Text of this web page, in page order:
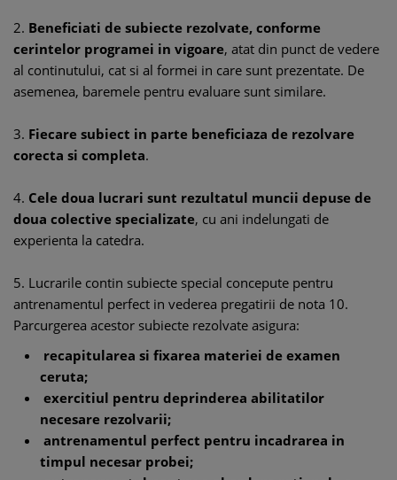
2. Beneficiati de subiecte rezolvate, conforme
cerintelor programei in vigoare, atat din punct de vedere
al continutului, cat si al formei in care sunt prezentate. De
asemenea, baremele pentru evaluare sunt similare.
3. Fiecare subiect in parte beneficiaza de rezolvare
corecta si completa.
4. Cele doua lucrari sunt rezultatul muncii depuse de
doua colective specializate, cu ani indelungati de
experienta la catedra.
5. Lucrarile contin subiecte special concepute pentru
antrenamentul perfect in vederea pregatirii de nota 10.
Parcurgerea acestor subiecte rezolvate asigura:
recapitularea si fixarea materiei de examen
ceruta;
exercitiul pentru deprinderea abilitatilor
necesare rezolvarii;
antrenamentul perfect pentru incadrarea in
timpul necesar probei;